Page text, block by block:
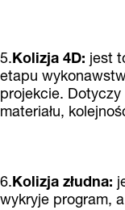
5.Kolizja 4D: jest
etapu
projekcie.
materiału,
6.Kolizja złudna:
wykryje program,